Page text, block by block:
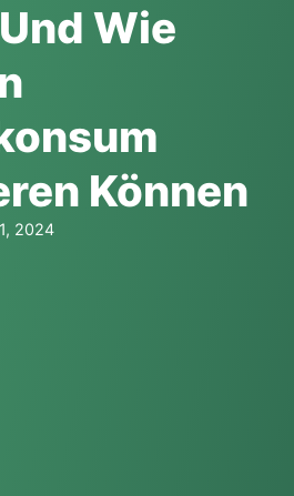
Wie
Können
2024